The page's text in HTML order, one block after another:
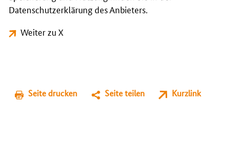
Datenschutzerklärung des Anbieters.
Weiter zu X
Seite drucken Seite teilen Kurzlink